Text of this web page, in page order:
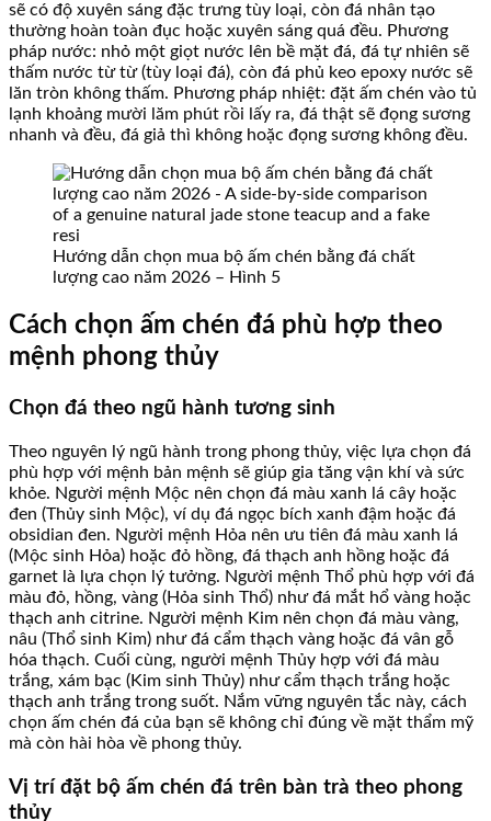
sẽ có độ xuyên sáng đặc trưng tùy loại, còn đá nhân tạo
thường hoàn toàn đục hoặc xuyên sáng quá đều. Phương
pháp nước: nhỏ một giọt nước lên bề mặt đá, đá tự nhiên sẽ
thấm nước từ từ (tùy loại đá), còn đá phủ keo epoxy nước sẽ
lăn tròn không thấm. Phương pháp nhiệt: đặt ấm chén vào tủ
lạnh khoảng mười lăm phút rồi lấy ra, đá thật sẽ đọng sương
nhanh và đều, đá giả thì không hoặc đọng sương không đều.
Hướng dẫn chọn mua bộ ấm chén bằng đá chất
lượng cao năm 2026 – Hình 5
Cách chọn ấm chén đá phù hợp theo
mệnh phong thủy
Chọn đá theo ngũ hành tương sinh
Theo nguyên lý ngũ hành trong phong thủy, việc lựa chọn đá
phù hợp với mệnh bản mệnh sẽ giúp gia tăng vận khí và sức
khỏe. Người mệnh Mộc nên chọn đá màu xanh lá cây hoặc
đen (Thủy sinh Mộc), ví dụ đá ngọc bích xanh đậm hoặc đá
obsidian đen. Người mệnh Hỏa nên ưu tiên đá màu xanh lá
(Mộc sinh Hỏa) hoặc đỏ hồng, đá thạch anh hồng hoặc đá
garnet là lựa chọn lý tưởng. Người mệnh Thổ phù hợp với đá
màu đỏ, hồng, vàng (Hỏa sinh Thổ) như đá mắt hổ vàng hoặc
thạch anh citrine. Người mệnh Kim nên chọn đá màu vàng,
nâu (Thổ sinh Kim) như đá cẩm thạch vàng hoặc đá vân gỗ
hóa thạch. Cuối cùng, người mệnh Thủy hợp với đá màu
trắng, xám bạc (Kim sinh Thủy) như cẩm thạch trắng hoặc
thạch anh trắng trong suốt. Nắm vững nguyên tắc này, cách
chọn ấm chén đá của bạn sẽ không chỉ đúng về mặt thẩm mỹ
mà còn hài hòa về phong thủy.
Vị trí đặt bộ ấm chén đá trên bàn trà theo phong
thủy